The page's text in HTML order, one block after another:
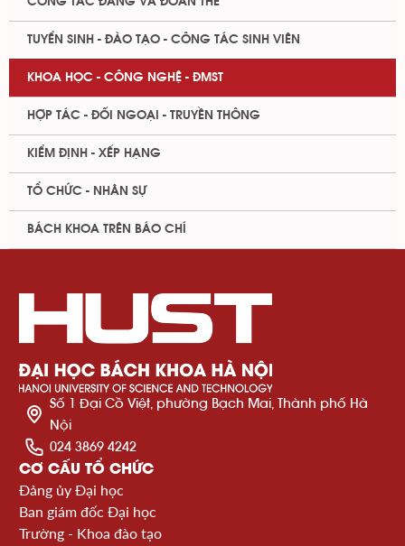
TUYỂN SINH - ĐÀO TẠO - CÔNG TÁC SINH VIÊN
KHOA HỌC - CÔNG NGHỆ - ĐMST
HỢP TÁC - ĐỐI NGOẠI - TRUYỀN THÔNG
KIỂM ĐỊNH - XẾP HẠNG
TỔ CHỨC - NHÂN SỰ
BÁCH KHOA TRÊN BÁO CHÍ
Số 1 Đại Cồ Việt, phường Bạch Mai, Thành phố Hà
Nội
024 3869 4242
CƠ CẤU TỔ CHỨC
Đảng ủy Đại học
Ban giám đốc Đại học
Trường - Khoa đào tạo